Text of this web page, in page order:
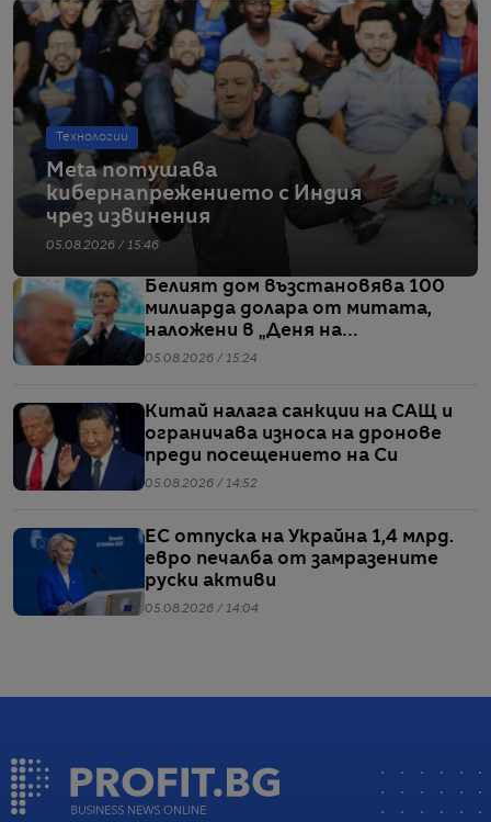
Технологии
Meta потушава
кибернапрежението с Индия
чрез извинения
05.08.2026 / 15:46
Белият дом възстановява 100
милиарда долара от митата,
наложени в „Деня на
освобождението“
05.08.2026 / 15:24
Китай налага санкции на САЩ и
ограничава износа на дронове
преди посещението на Си
05.08.2026 / 14:52
ЕС отпуска на Украйна 1,4 млрд.
евро печалба от замразените
руски активи
05.08.2026 / 14:04